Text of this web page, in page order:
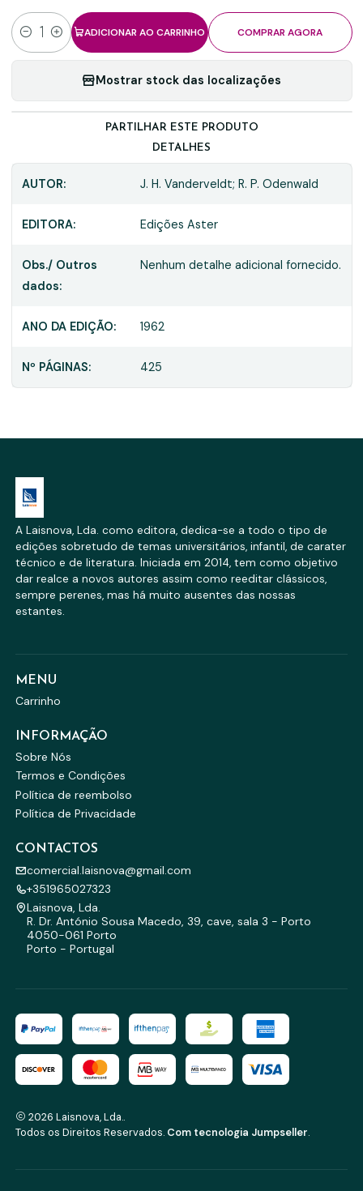
Quantidade
ADICIONAR AO CARRINHO COMPRAR AGORA
Mostrar stock das localizações
PARTILHAR ESTE PRODUTO
DETALHES
AUTOR: J. H. Vanderveldt; R. P. Odenwald
EDITORA: Edições Aster
Obs./ Outros
dados:
Nenhum detalhe adicional fornecido.
ANO DA EDIÇÃO: 1962
Nº PÁGINAS: 425
A Laisnova, Lda. como editora, dedica-se a todo o tipo de
edições sobretudo de temas universitários, infantil, de carater
técnico e de literatura. Iniciada em 2014, tem como objetivo
dar realce a novos autores assim como reeditar clássicos,
sempre perenes, mas há muito ausentes das nossas
estantes.
MENU
Carrinho
INFORMAÇÃO
Sobre Nós
Termos e Condições
Política de reembolso
Política de Privacidade
CONTACTOS
comercial.laisnova@gmail.com
+351965027323
Laisnova, Lda.
R. Dr. António Sousa Macedo, 39, cave, sala 3 - Porto
4050-061 Porto
Porto - Portugal
2026 Laisnova, Lda..
Todos os Direitos Reservados. Com tecnologia Jumpseller.